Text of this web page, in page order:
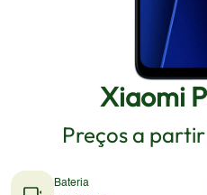
Xiaomi
Preços a
Bateria